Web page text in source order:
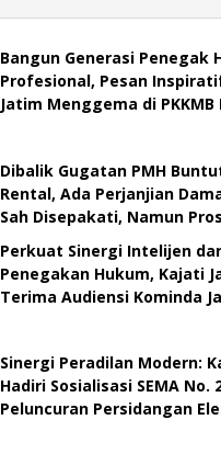
Bangun Generasi Penegak
Profesional, Pesan
Jatim Menggema di PKKMB
Dibalik Gugatan PMH
Rental, Ada Perjanjian
Sah Disepakati, Namun
Berlanjut
Perkuat Sinergi Intelijen
Penegakan Hukum, Kajati
Terima Audiensi Kominda
Sinergi Peradilan Modern:
Hadiri Sosialisasi SEMA No.
Peluncuran Persidangan